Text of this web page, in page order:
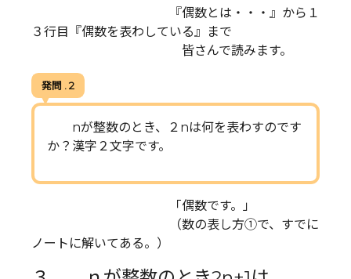
『偶数とは・・・』から１
３行目『偶数を表わしている』まで
皆さんで読みます。
発問 . 2
nが整数のとき、２nは何を表わすのです
か？漢字２文字です。
「偶数です。」
（数の表し方①で、すでに
ノートに解いてある。）